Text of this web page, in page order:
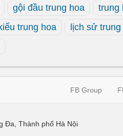
gội đầu trung hoa
trung
trung hoa
lịch sử
FB Group
Đa, Thành phố Hà Nội